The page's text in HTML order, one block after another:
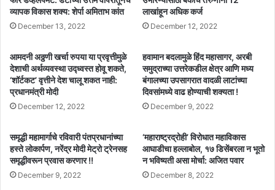
व्यापक विकास शक्य: शेर्पा अमिताभ कांत
December 13, 2022
लाखांहून अधिक कर्ज
December 12, 2022
आमदनी अठ्ठणी खर्चा रुपया या प्रवृत्तीमुळे
देशाची अर्थव्यवस्था उद्ध्वस्त होवू शकते,
‘शॉर्टकट’ वृत्तीने देश चालू शकत नाही:
प्रधानमंत्री मोदी
December 12, 2022
हवामान बदलामुळे हिंद महासागर, अरबी
समुद्राच्या उत्तरेकडील क्षेत्र आणि मध्य
बंगालच्या उपसागरात वादळी लाटांच्या
दिवसांमध्ये वाढ होण्याची शक्यता !
December 9, 2022
समृद्धी महामार्गाचे रविवारी पंतप्रधानांच्या
हस्ते लोकार्पण, नरेंद्र मोदी मेट्रो ट्रेनसह
समृद्धीवरून प्रवास करणार !!
December 9, 2022
‘महाराष्ट्रद्रोही’ विरोधात महाविकास
आघाडीचा हल्लाबोल, १७ डिसेंबरला न भूतो
न भविष्यती असा मोर्चा: अजित पवार
December 8, 2022